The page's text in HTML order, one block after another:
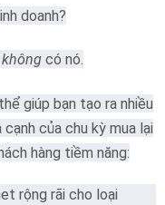
doanh?
có nó.
giúp bạn tạo ra nhiều
của chu kỳ mua lại
hàng tiềm năng:
rộng rãi cho loại